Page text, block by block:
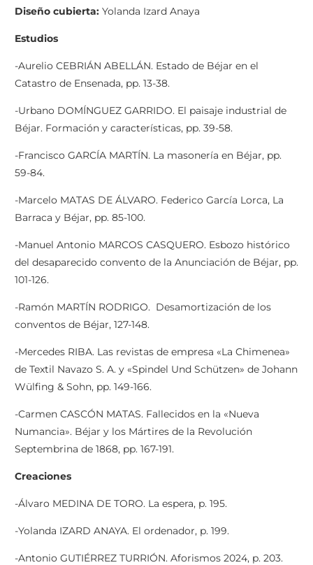
Diseño cubierta: Yolanda Izard Anaya
Estudios
-Aurelio CEBRIÁN ABELLÁN. Estado de Béjar en el
Catastro de Ensenada, pp. 13-38.
-Urbano DOMÍNGUEZ GARRIDO. El paisaje industrial de
Béjar. Formación y características, pp. 39-58.
-Francisco GARCÍA MARTÍN. La masonería en Béjar, pp.
59-84.
-Marcelo MATAS DE ÁLVARO. Federico García Lorca, La
Barraca y Béjar, pp. 85-100.
-Manuel Antonio MARCOS CASQUERO. Esbozo histórico
del desaparecido convento de la Anunciación de Béjar, pp.
101-126.
-Ramón MARTÍN RODRIGO. Desamortización de los
conventos de Béjar, 127-148.
-Mercedes RIBA. Las revistas de empresa «La Chimenea»
de Textil Navazo S. A. y «Spindel Und Schützen» de Johann
Wülfing & Sohn, pp. 149-166.
-Carmen CASCÓN MATAS. Fallecidos en la «Nueva
Numancia». Béjar y los Mártires de la Revolución
Septembrina de 1868, pp. 167-191.
Creaciones
-Álvaro MEDINA DE TORO. La espera, p. 195.
-Yolanda IZARD ANAYA. El ordenador, p. 199.
-Antonio GUTIÉRREZ TURRIÓN. Aforismos 2024, p. 203.